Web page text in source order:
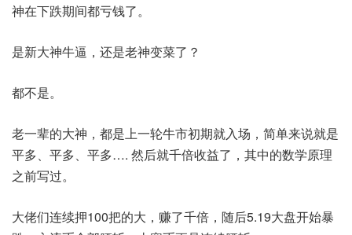
神在下跌期间都亏钱了。
是新大神牛逼，还是老神变菜了？
都不是。
老一辈的大神，都是上一轮牛市初期就入场，简单来说就是
平多、平多、平多…. 然后就千倍收益了，其中的数学原理
之前写过。
大佬们连续押100把的大，赚了千倍，随后5.19大盘开始暴